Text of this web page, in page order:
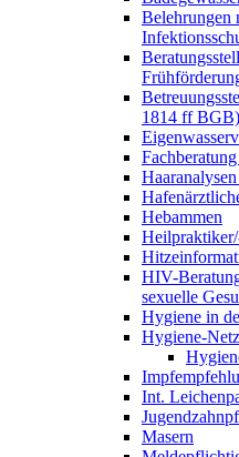
Belehrungen
1814 ff BGB)
Hebammen
HIV-
sexuelle
Hygiene in
Hygiene-
Int.
Masern